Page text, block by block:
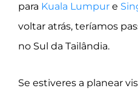
para Kuala Lumpur e
voltar atrás, teríamos
no Sul da Tailândia.
Se estiveres a planear